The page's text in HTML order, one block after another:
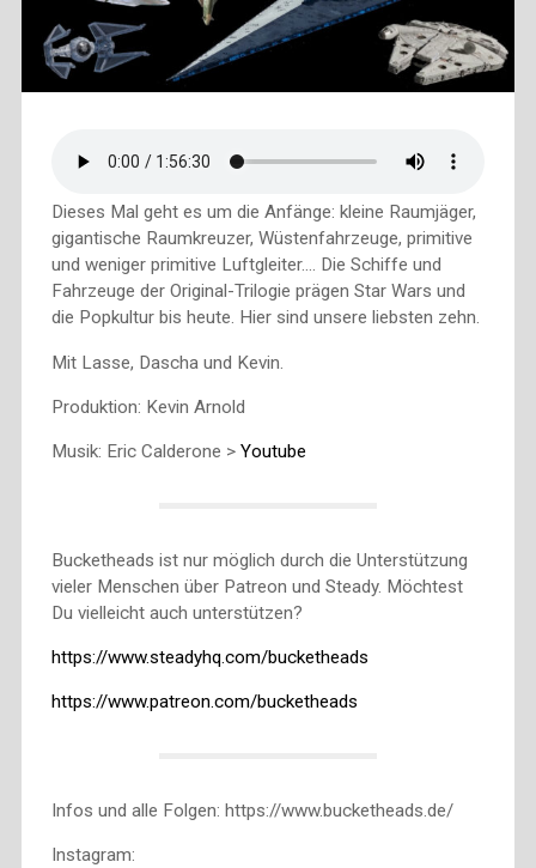
Dieses Mal geht es um die Anfänge: kleine Raumjäger,
gigantische Raumkreuzer, Wüstenfahrzeuge, primitive
und weniger primitive Luftgleiter…. Die Schiffe und
Fahrzeuge der Original-Trilogie prägen Star Wars und
die Popkultur bis heute. Hier sind unsere liebsten zehn.
Mit Lasse, Dascha und Kevin.
Produktion: Kevin Arnold
Musik: Eric Calderone > Youtube
Bucketheads ist nur möglich durch die Unterstützung
vieler Menschen über Patreon und Steady. Möchtest
Du vielleicht auch unterstützen?
https://www.steadyhq.com/bucketheads
https://www.patreon.com/bucketheads
Infos und alle Folgen: https://www.bucketheads.de/
Instagram: